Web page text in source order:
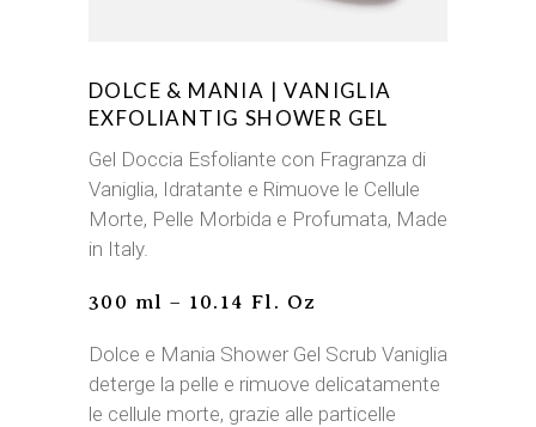
DOLCE & MANIA | VANIGLIA
EXFOLIANTIG SHOWER GEL
Gel Doccia Esfoliante con Fragranza di
Vaniglia, Idratante e Rimuove le Cellule
Morte, Pelle Morbida e Profumata, Made
in Italy.
300 ml – 10.14 Fl. Oz
Dolce e Mania Shower Gel Scrub Vaniglia
deterge la pelle e rimuove delicatamente
le cellule morte, grazie alle particelle